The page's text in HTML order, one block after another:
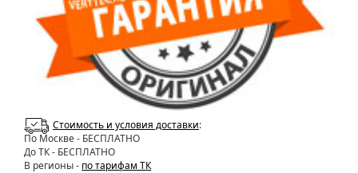
Стоимость и условия доставки:
По Москве- БЕСПЛАТНО
До ТК - БЕСПЛАТНО
В регионы - по тарифам ТК